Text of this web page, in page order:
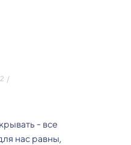
- все
нас равны,